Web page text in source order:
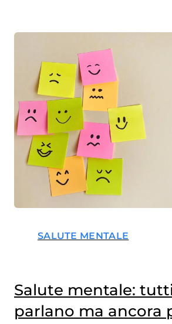
SALUTE MENTALE
Salute mentale:
parlano ma ancora